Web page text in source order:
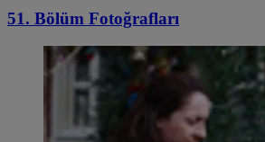
51. Bölüm Fotoğrafları